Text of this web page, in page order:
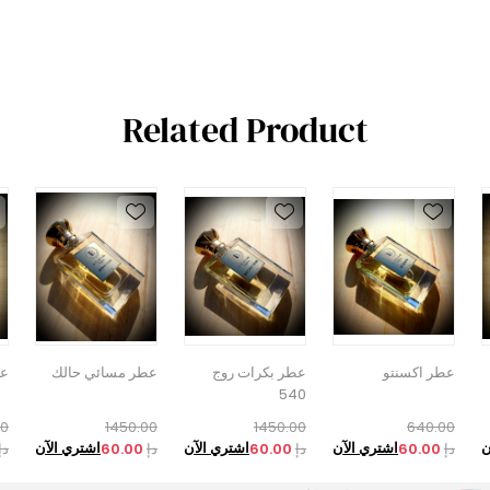
Related Product
عطر اكسنتو
640.00
دإ 60.00اشتري الآن
عطر بكرات روج
540
1450.00
دإ 60.00اشتري الآن
عطر مسائي حالك
1450.00
دإ 60.00اشتري الآن